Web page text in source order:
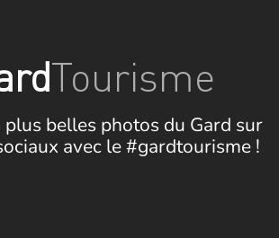
Tourisme
plus belles photos du Gard sur
avec le #gardtourisme !